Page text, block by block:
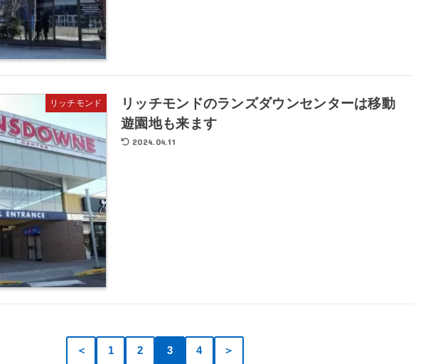
リッチモンド
リッチモンドのランズダウンセンターは移動
遊園地も来ます
2024.04.11
＜ 1 2 3 4 ＞